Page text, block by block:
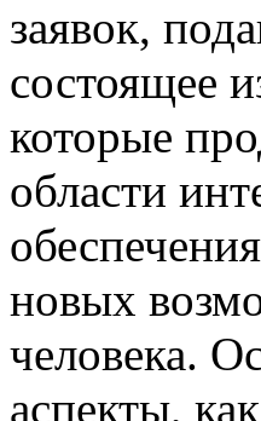
заявок,
состоящее
которые
области
новых
человека.
аспекты,